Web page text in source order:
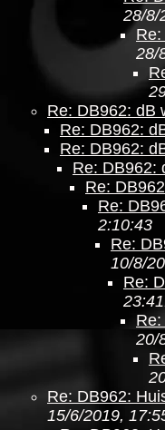
28/8/
28/
Re: DB962: dB
Re: DB962:
Re: DB962:
Re: DB962:
Re:
Re:
2:10:43
Re:
10/8/
Re:
20/
Re: DB962:
15/6/2019,